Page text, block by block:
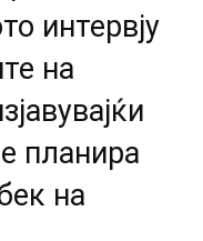
интервју
на
планира
на